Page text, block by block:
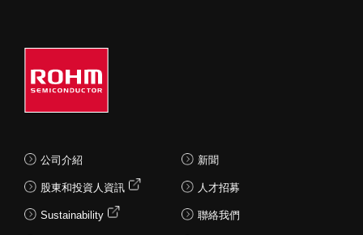
公司介紹
股東和投資人資訊
Sustainability
新聞
人才招募
聯絡我們